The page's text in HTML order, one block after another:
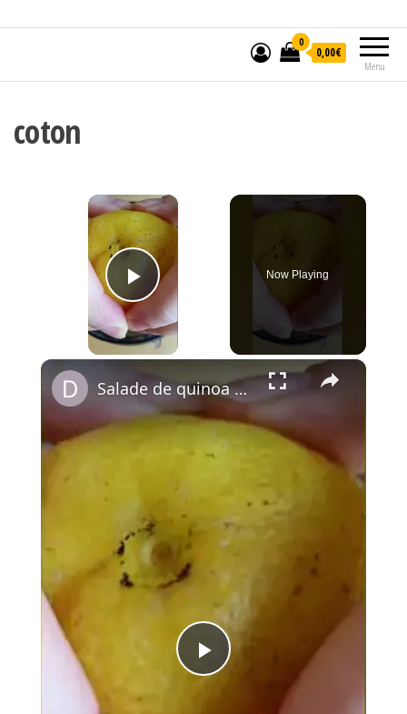
Menu
0
0,00€
coton
×
Play Video
Now Playing
×
P
Salade de quinoa aux lentilles, kiwi, feta, œuf mollet & guasacaca légère